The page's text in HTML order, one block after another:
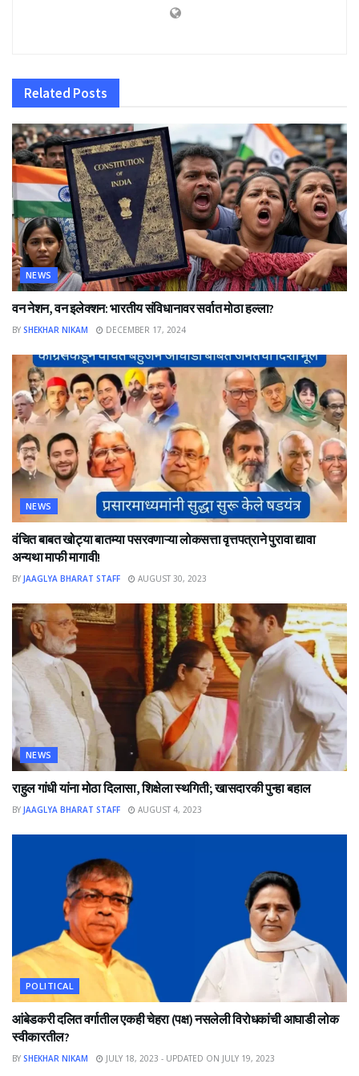
Related Posts
NEWS
वन नेशन, वन इलेक्शन: भारतीय संविधानावर सर्वात मोठा हल्ला?
BY SHEKHAR NIKAM DECEMBER 17, 2024
NEWS
वंचित बाबत खोट्या बातम्या पसरवणाऱ्या लोकसत्ता वृत्तपत्राने पुरावा द्यावा
अन्यथा माफी मागावी!
BY JAAGLYA BHARAT STAFF AUGUST 30, 2023
NEWS
राहुल गांधी यांना मोठा दिलासा, शिक्षेला स्थगिती; खासदारकी पुन्हा बहाल
BY JAAGLYA BHARAT STAFF AUGUST 4, 2023
POLITICAL
आंबेडकरी दलित वर्गातील एकही चेहरा (पक्ष) नसलेली विरोधकांची आघाडी लोक
स्वीकारतील?
BY SHEKHAR NIKAM JULY 18, 2023 - UPDATED ON JULY 19, 2023